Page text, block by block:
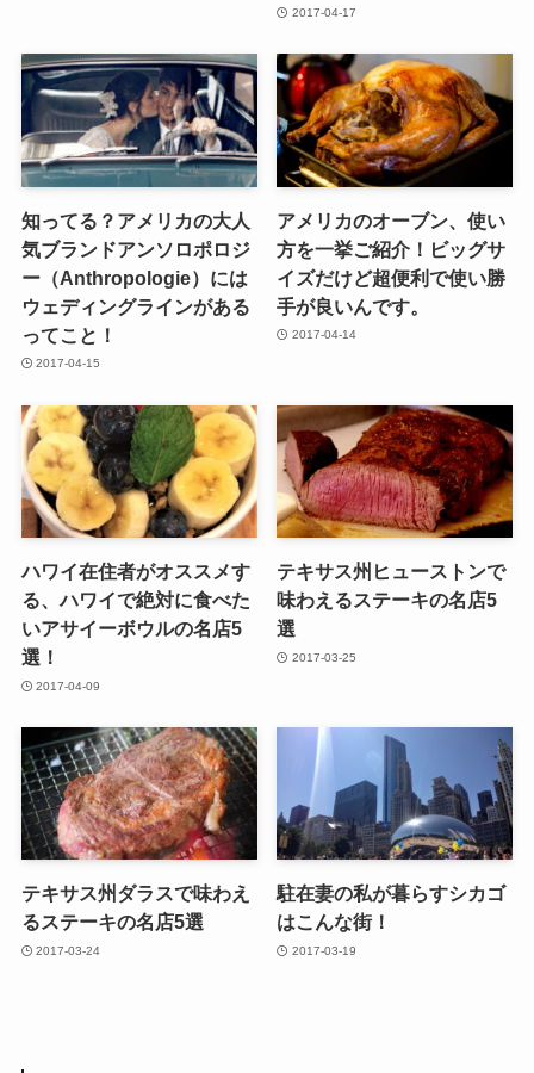
2017-04-17
知ってる？アメリカの大人
気ブランドアンソロポロジ
ー（Anthropologie）には
ウェディングラインがある
ってこと！
2017-04-15
アメリカのオーブン、使い
方を一挙ご紹介！ビッグサ
イズだけど超便利で使い勝
手が良いんです。
2017-04-14
ハワイ在住者がオススメす
る、ハワイで絶対に食べた
いアサイーボウルの名店5
選！
2017-04-09
テキサス州ヒューストンで
味わえるステーキの名店5
選
2017-03-25
テキサス州ダラスで味わえ
るステーキの名店5選
2017-03-24
駐在妻の私が暮らすシカゴ
はこんな街！
2017-03-19